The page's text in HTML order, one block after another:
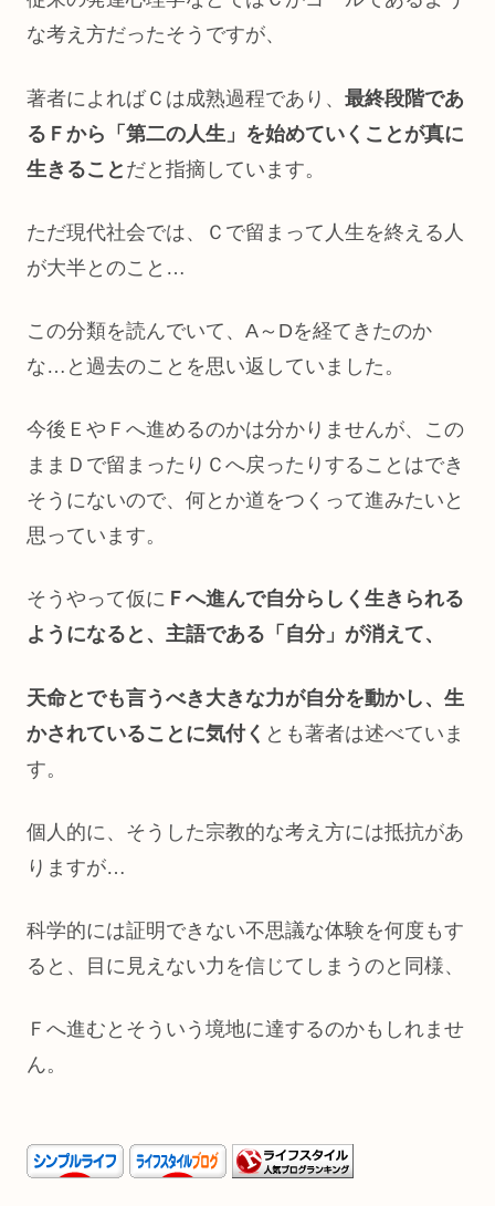
な考え方だったそうですが、
著者によればＣは成熟過程であり、 最終段階であ
るＦから「第二の人生」を始めていくことが真に
生きること だと指摘しています。
ただ現代社会では、Ｃで留まって人生を終える人
が大半とのこと…
この分類を読んでいて、A～Dを経てきたのか
な…と過去のことを思い返していました。
今後ＥやＦへ進めるのかは分かりませんが、この
ままＤで留まったりＣへ戻ったりすることはでき
そうにないので、何とか道をつくって進みたいと
思っています。
そうやって仮に Ｆへ進んで自分らしく生きられる
ようになると、 主語である「自分」が消えて、
天命とでも言うべき大きな力が自分を動かし、生
かされていることに気付く とも著者は述べていま
す。
個人的に、そうした宗教的な考え方には抵抗があ
りますが…
科学的には証明できない不思議な体験を何度もす
ると、目に見えない力を信じてしまうのと同様、
Ｆへ進むとそういう境地に達するのかもしれませ
ん。